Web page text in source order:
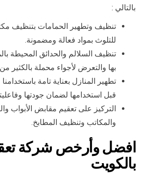
بالتالي :
تنظيف وتطهير الحمامات بتنظيف
للتلوث بمواد فعالة ومضمونة.
تنظيف السلالم والحدائق المحيطة
بها والتعرض لأجواء محملة بالكثير
تطهير المنازل بعناية تامة
قبل استخدامها لضمان جودتها
التركيز على تعقيم مقابض الأبواب
والمكاتب وتنظيف المطابخ.
افضل وأرخص شركة
بالكويت